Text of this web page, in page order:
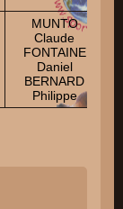
MUNTO
Claude
FONTAINE
Daniel
BERNARD
Philippe